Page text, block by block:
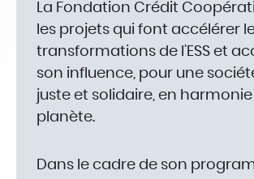
La Fondation Crédit
les projets qui font accélérer
transformations de l’ESS et
son influence, pour une
juste et solidaire, en
planète.
Dans le cadre de son